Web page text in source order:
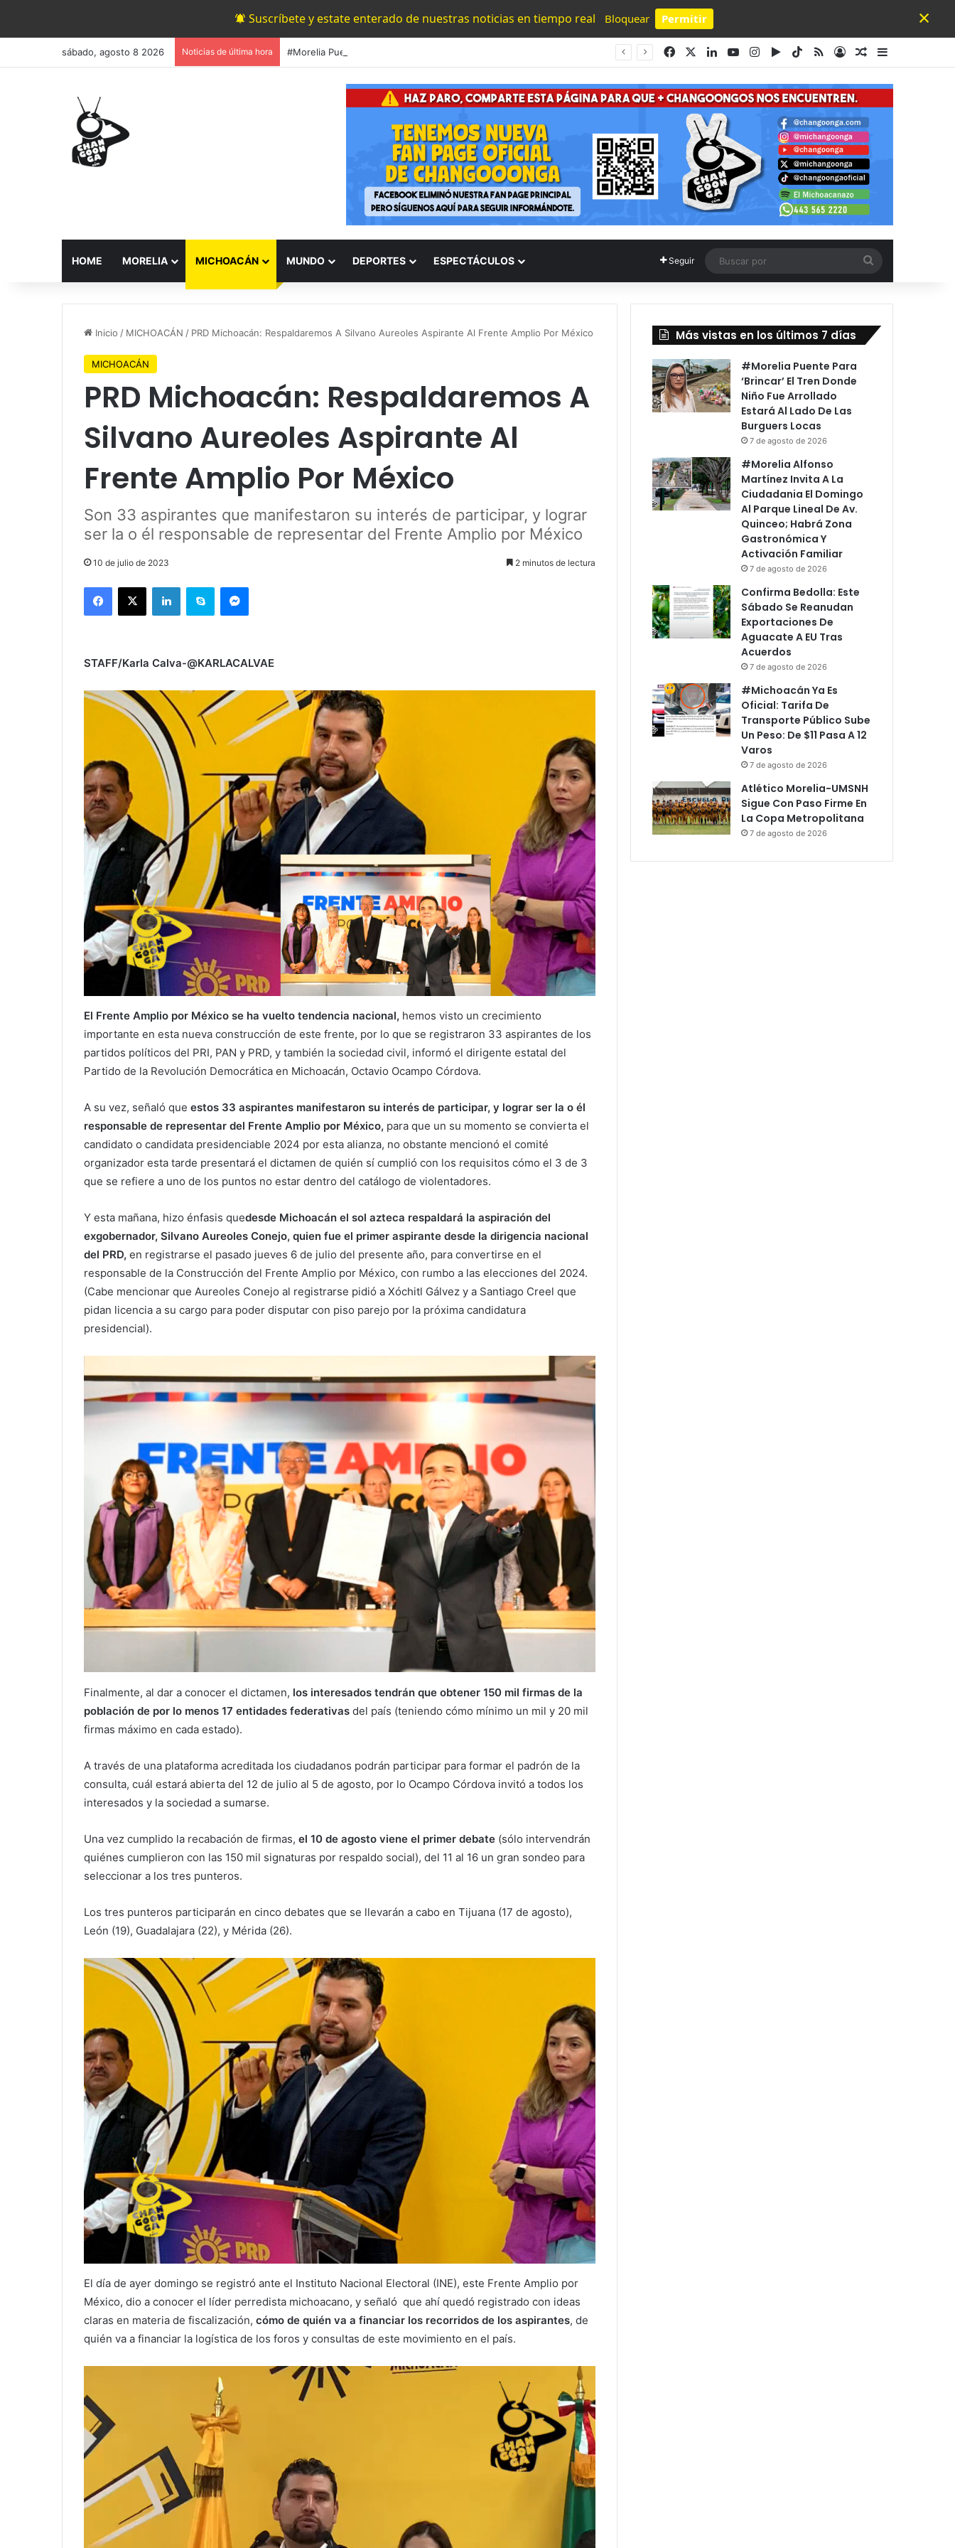
Suscríbete y estate enterado de nuestras noticias en tiempo real Bloquear Permitir
Powered by SendPulse
×
sábado, agosto 8 2026 Noticias de última hora FacebookLinkedInYouTubeInstagram
Google Play
TikTok
RSSAccesoPublicación al
Barra lateral
HOME MORELIA MICHOACÁN MUNDO DEPORTES ESPECTÁCULOS Seguir
por
Inicio / MICHOACÁN / PRD Michoacán: Respaldaremos A Silvano Aureoles Aspirante Al Frente Amplio Por México
MICHOACÁN
PRD Michoacán: Respaldaremos A
Silvano Aureoles Aspirante Al
Frente Amplio Por México
Son 33 aspirantes que manifestaron su interés de participar, y lograr
ser la o él responsable de representar del Frente Amplio por México
10 de julio de 2023 2 minutos de lectura
Facebook
X LinkedInSkype Messenger
STAFF/Karla Calva-@KARLACALVAE
El Frente Amplio por México se ha vuelto tendencia nacional, hemos visto un crecimiento
importante en esta nueva construcción de este frente, por lo que se registraron 33 aspirantes de los
partidos políticos del PRI, PAN y PRD, y también la sociedad civil, informó el dirigente estatal del
Partido de la Revolución Democrática en Michoacán, Octavio Ocampo Córdova.
A su vez, señaló que estos 33 aspirantes manifestaron su interés de participar, y lograr ser la o él
responsable de representar del Frente Amplio por México, para que un su momento se convierta el
candidato o candidata presidenciable 2024 por esta alianza, no obstante mencionó el comité
organizador esta tarde presentará el dictamen de quién sí cumplió con los requisitos cómo el 3 de 3
que se refiere a uno de los puntos no estar dentro del catálogo de violentadores.
Y esta mañana, hizo énfasis quedesde Michoacán el sol azteca respaldará la aspiración del
exgobernador, Silvano Aureoles Conejo, quien fue el primer aspirante desde la dirigencia nacional
del PRD, en registrarse el pasado jueves 6 de julio del presente año, para convertirse en el
responsable de la Construcción del Frente Amplio por México, con rumbo a las elecciones del 2024.
(Cabe mencionar que Aureoles Conejo al registrarse pidió a Xóchitl Gálvez y a Santiago Creel que
pidan licencia a su cargo para poder disputar con piso parejo por la próxima candidatura
presidencial).
Finalmente, al dar a conocer el dictamen, los interesados tendrán que obtener 150 mil firmas de la
población de por lo menos 17 entidades federativas del país (teniendo cómo mínimo un mil y 20 mil
firmas máximo en cada estado).
A través de una plataforma acreditada los ciudadanos podrán participar para formar el padrón de la
consulta, cuál estará abierta del 12 de julio al 5 de agosto, por lo Ocampo Córdova invitó a todos los
interesados y la sociedad a sumarse.
Una vez cumplido la recabación de firmas, el 10 de agosto viene el primer debate (sólo intervendrán
quiénes cumplieron con las 150 mil signaturas por respaldo social), del 11 al 16 un gran sondeo para
seleccionar a los tres punteros.
Los tres punteros participarán en cinco debates que se llevarán a cabo en Tijuana (17 de agosto),
León (19), Guadalajara (22), y Mérida (26).
El día de ayer domingo se registró ante el Instituto Nacional Electoral (INE), este Frente Amplio por
México, dio a conocer el líder perredista michoacano, y señaló que ahí quedó registrado con ideas
claras en materia de fiscalización, cómo de quién va a financiar los recorridos de los aspirantes, de
quién va a financiar la logística de los foros y consultas de este movimiento en el país.
Más vistas en los últimos 7 días
#Morelia Puente Para
‘Brincar’ El Tren Donde
Niño Fue Arrollado
Estará Al Lado De Las
Burguers Locas
7 de agosto de 2026
#Morelia Alfonso
Martínez Invita A La
Ciudadania El Domingo
Al Parque Lineal De Av.
Quinceo; Habrá Zona
Gastronómica Y
Activación Familiar
7 de agosto de 2026
Confirma Bedolla: Este
Sábado Se Reanudan
Exportaciones De
Aguacate A EU Tras
Acuerdos
7 de agosto de 2026
#Michoacán Ya Es
Oficial: Tarifa De
Transporte Público Sube
Un Peso: De $11 Pasa A 12
Varos
7 de agosto de 2026
Atlético Morelia-UMSNH
Sigue Con Paso Firme En
La Copa Metropolitana
7 de agosto de 2026